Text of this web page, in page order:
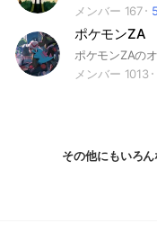
メンバー 167
ポケモンZA
メンバー 1013
その他にもいろ